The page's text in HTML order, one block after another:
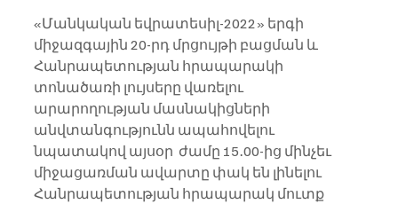
«Մանկական եվրատեսիլ-2022» երգի
միջազգային 20-րդ մրցույթի բացման և
Հանրապետության հրապարակի
տոնածառի լույսերը վառելու
արարողության մասնակիցների
անվտանգությունն ապահովելու
նպատակով այսօր  ժամը 15․00-ից մինչեւ
միջացառման ավարտը փակ են լինելու
Հանրապետության հրապարակ մուտք